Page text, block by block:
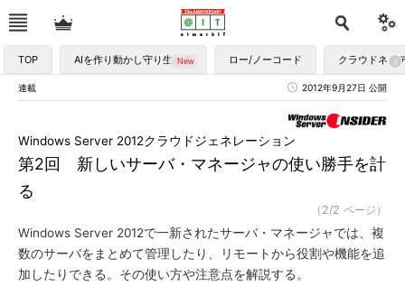
TOP AIを作り動かし守り生かす ロー/ノーコード クラウドネイ
連載 2012年9月27日 公開
第2回 新しいサーバ・マネージャの使い勝手を計
る
Windows Server 2012クラウドジェネレーション
（2/2 ページ）
Windows Server 2012で一新されたサーバ・マネージャでは、複
数のサーバをまとめて管理したり、リモートから役割や機能を追
加したりできる。その使い方や注意点を解説する。